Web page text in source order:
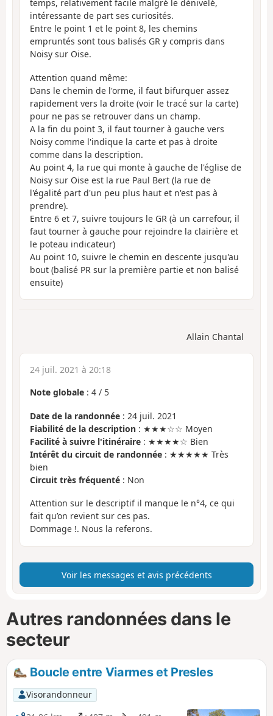
temps, relativement facile malgré le dénivelé,
intéressante de part ses curiosités.
Entre le point 1 et le point 8, les chemins
empruntés sont tous balisés GR y compris dans
Noisy sur Oise.
Attention quand même:
Dans le chemin de l'orme, il faut bifurquer assez
rapidement vers la droite (voir le tracé sur la carte)
pour ne pas se retrouver dans un champ.
A la fin du point 3, il faut tourner à gauche vers
Noisy comme l'indique la carte et pas à droite
comme dans la description.
Au point 4, la rue qui monte à gauche de l'église de
Noisy sur Oise est la rue Paul Bert (la rue de
l'égalité part d'un peu plus haut et n'est pas à
prendre).
Entre 6 et 7, suivre toujours le GR (à un carrefour, il
faut tourner à gauche pour rejoindre la clairière et
le poteau indicateur)
Au point 10, suivre le chemin en descente jusqu'au
bout (balisé PR sur la première partie et non balisé
ensuite)
Allain Chantal
24 juil. 2021 à 20:18
Note globale : 4 / 5
Date de la randonnée : 24 juil. 2021
Fiabilité de la description : ★★★☆☆ Moyen
Facilité à suivre l'itinéraire : ★★★★☆ Bien
Intérêt du circuit de randonnée : ★★★★★ Très
bien
Circuit très fréquenté : Non
Attention sur le descriptif il manque le n°4, ce qui
fait qu’on revient sur ces pas.
Dommage !. Nous la referons.
Voir les messages et avis précédents
Autres randonnées dans le
secteur
Boucle entre Viarmes et Presles
Visorandonneur